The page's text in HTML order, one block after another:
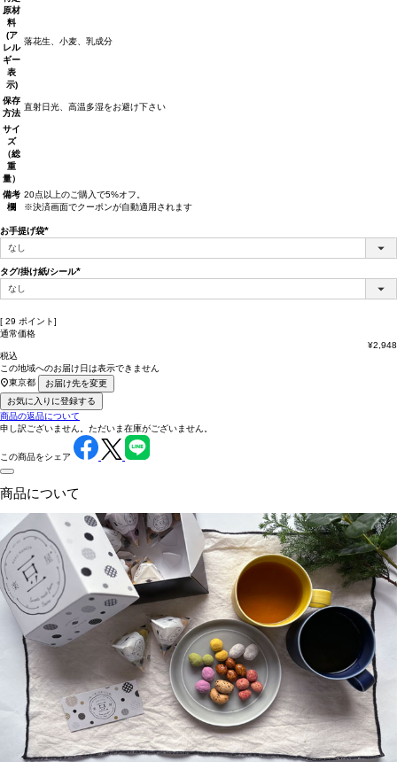
原材
料
(ア
レル
ギー
表
示)
落花生、小麦、乳成分
保存
方法
直射日光、高温多湿をお避け下さい
サイ
ズ
（総
重
量）
備考
欄
20点以上のご購入で5%オフ。
※決済画面でクーポンが自動適用されます
お手提げ袋
タグ/掛け紙/シール
[ 29 ポイント]
通常価格
¥2,948
税込
この地域へのお届け日は表示できません
東京都
お届け先を変更
お気に入りに登録する
商品の返品について
申し訳ございません。ただいま在庫がございません。
この商品をシェア
商品について